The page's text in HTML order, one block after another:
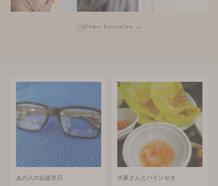
@emo.hairsalon →
あの人のお誕生日 大家さんとバインセオ